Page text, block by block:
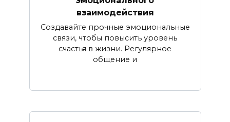
взаимодействия
Создавайте прочные эмоциональные
связи, чтобы повысить уровень
счастья в жизни. Регулярное
общение и